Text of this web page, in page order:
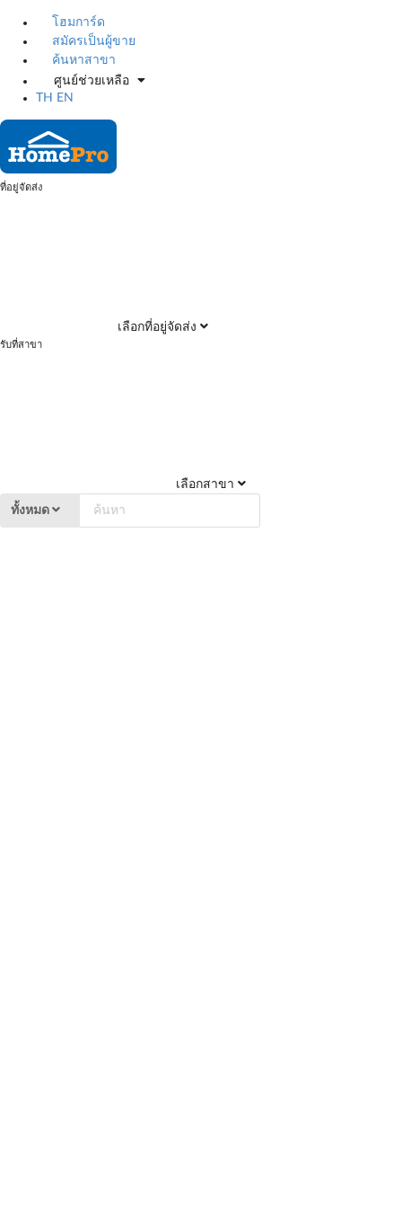
โฮมการ์ด
สมัครเป็นผู้ขาย
ค้นหาสาขา
ศูนย์ช่วยเหลือ
TH
EN
ที่อยู่จัดส่ง
เลือกที่อยู่จัดส่ง
รับที่สาขา
เลือกสาขา
ทั้งหมด